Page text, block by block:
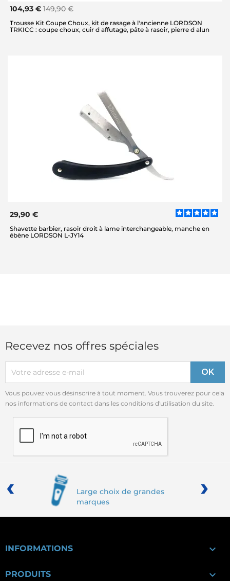
104,93 € 149,90 €
Trousse Kit Coupe Choux, kit de rasage à l'ancienne LORDSON
TRKICC : coupe choux, cuir d affutage, pâte à rasoir, pierre d alun
29,90 €
Shavette barbier, rasoir droit à lame interchangeable, manche en
ébène LORDSON L-JY14
Recevez nos offres spéciales
Vous pouvez vous désinscrire à tout moment. Vous trouverez pour cela
nos informations de contact dans les conditions d'utilisation du site.
Large choix de grandes
marques
‹ ›
INFORMATIONS 
PRODUITS 